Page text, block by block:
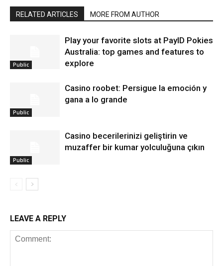
RELATED ARTICLES MORE FROM AUTHOR
Public
Play your favorite slots at PayID Pokies
Australia: top games and features to
explore
Public
Casino roobet: Persigue la emoción y
gana a lo grande
Public
Casino becerilerinizi geliştirin ve
muzaffer bir kumar yolculuğuna çıkın
LEAVE A REPLY